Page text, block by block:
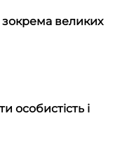
зокрема великих
особистість і